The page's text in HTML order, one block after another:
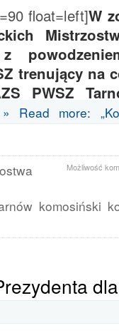
float=left]W
trenujący na
PWSZ
» Read more:
Możliwość
komosiński